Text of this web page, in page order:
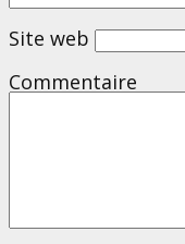
Site web
Commentaire